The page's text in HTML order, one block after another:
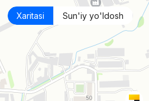
Xaritasi Sun'iy yo'ldosh